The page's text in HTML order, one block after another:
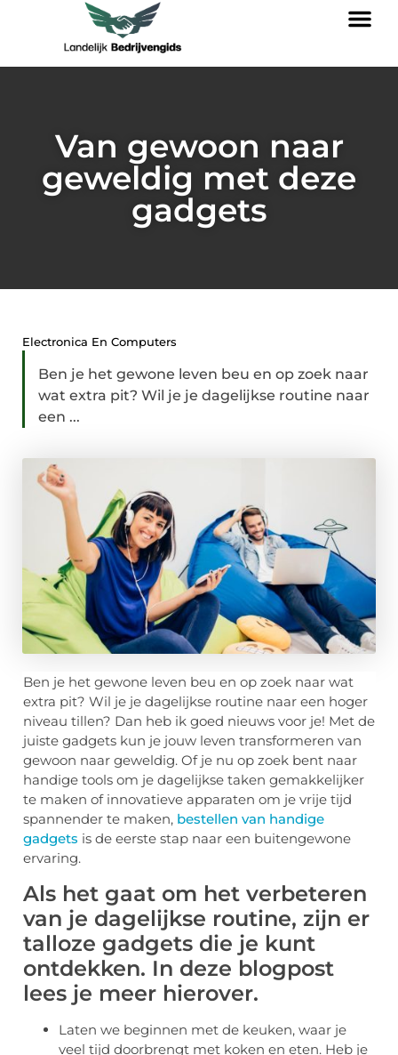
Van gewoon naar
geweldig met deze
gadgets
Electronica En Computers
Ben je het gewone leven beu en op zoek naar
wat extra pit? Wil je je dagelijkse routine naar
een ...
Ben je het gewone leven beu en op zoek naar wat
extra pit? Wil je je dagelijkse routine naar een hoger
niveau tillen? Dan heb ik goed nieuws voor je! Met de
juiste gadgets kun je jouw leven transformeren van
gewoon naar geweldig. Of je nu op zoek bent naar
handige tools om je dagelijkse taken gemakkelijker
te maken of innovatieve apparaten om je vrije tijd
spannender te maken, bestellen van handige
gadgets is de eerste stap naar een buitengewone
ervaring.
Als het gaat om het verbeteren
van je dagelijkse routine, zijn er
talloze gadgets die je kunt
ontdekken. In deze blogpost
lees je meer hierover.
Laten we beginnen met de keuken, waar je
veel tijd doorbrengt met koken en eten. Heb je